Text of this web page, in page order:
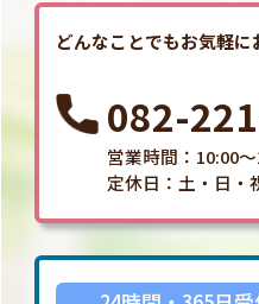
どんなことでもお気軽に
082-
営業時間：10:00
定休日：土・日・